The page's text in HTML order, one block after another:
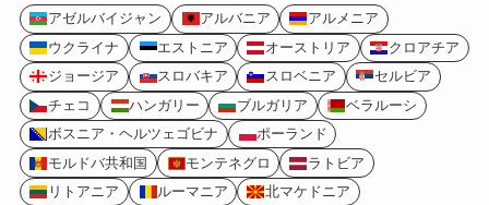
アゼルバイジャン アルバニア
アルメニア
ウクライナ
エストニア オーストリア
クロアチア
ジョージア
スロバキア スロベニア
セルビア
チェコ
ハンガリー ブルガリア
ベラルーシ
ボスニア・ヘルツェゴビナ
ポーランド
モルドバ共和国
モンテネグロ
ラトビア
リトアニア
ルーマニア 北マケドニア